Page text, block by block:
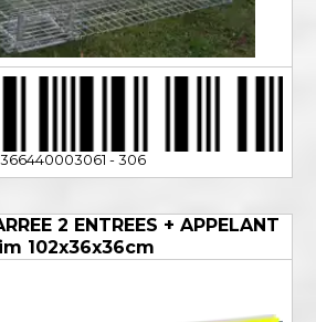
- 306
2 ENTREES + APPELANT
102x36x36cm